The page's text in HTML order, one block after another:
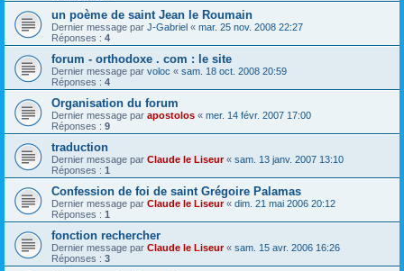
un poème de saint Jean le Roumain
Dernier message par J-Gabriel « mar. 25 nov. 2008 22:27
Réponses : 4
forum - orthodoxe . com : le site
Dernier message par voloc « sam. 18 oct. 2008 20:59
Réponses : 4
Organisation du forum
Dernier message par apostolos « mer. 14 févr. 2007 17:00
Réponses : 9
traduction
Dernier message par Claude le Liseur« sam. 13 janv. 2007 13:10
Réponses : 1
Confession de foi de saint Grégoire Palamas
Dernier message par Claude le Liseur« dim. 21 mai 2006 20:12
Réponses : 1
fonction rechercher
Dernier message par Claude le Liseur« sam. 15 avr. 2006 16:26
Réponses : 3